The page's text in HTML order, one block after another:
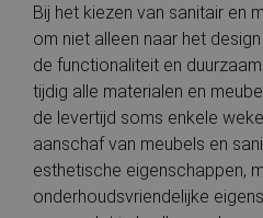
Bij het kiezen van sanitair en
om niet alleen naar het
de functionaliteit en
tijdig alle materialen en
de levertijd soms enkele
aanschaf van meubels en
esthetische eigenschappen,
onderhoudsvriendelijke